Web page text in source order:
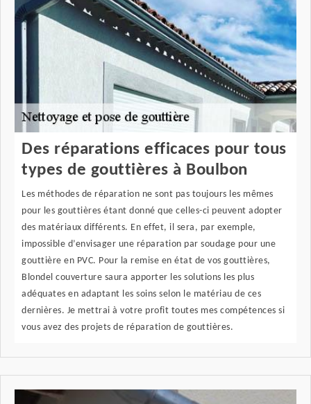
Des réparations efficaces pour tous
types de gouttières à Boulbon
Les méthodes de réparation ne sont pas toujours les mêmes
pour les gouttières étant donné que celles-ci peuvent adopter
des matériaux différents. En effet, il sera, par exemple,
impossible d’envisager une réparation par soudage pour une
gouttière en PVC. Pour la remise en état de vos gouttières,
Blondel couverture saura apporter les solutions les plus
adéquates en adaptant les soins selon le matériau de ces
dernières. Je mettrai à votre profit toutes mes compétences si
vous avez des projets de réparation de gouttières.